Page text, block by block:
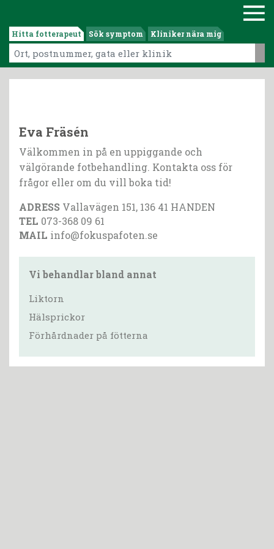
Hitta fotterapeut Sök symptom Kliniker nära mig
Eva Fräsén
Välkommen in på en uppiggande och
välgörande fotbehandling. Kontakta oss för
frågor eller om du vill boka tid!
ADRESS Vallavägen 151, 136 41 HANDEN
TEL 073-368 09 61
MAIL info@fokuspafoten.se
Vi behandlar bland annat
Liktorn
Hälsprickor
Förhårdnader på fötterna